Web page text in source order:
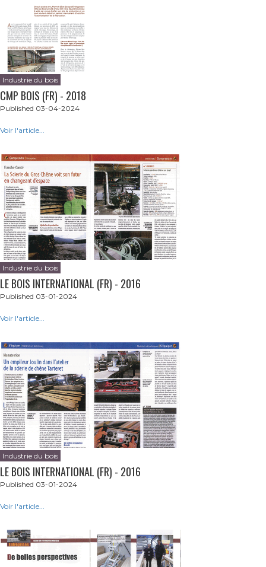
Industrie du bois
CMP BOIS (FR) - 2018
Published 03-04-2024
Voir l'article...
Industrie du bois
LE BOIS INTERNATIONAL (FR) - 2016
Published 03-01-2024
Voir l'article...
Industrie du bois
LE BOIS INTERNATIONAL (FR) - 2016
Published 03-01-2024
Voir l'article...